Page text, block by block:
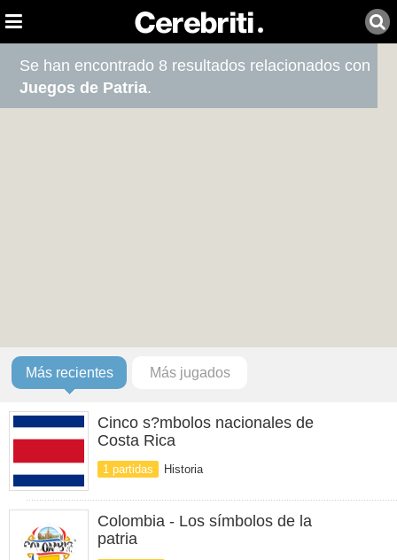
Se han encontrado 8 resultados relacionados con
Juegos de Patria.
Más recientes Más jugados
Cinco s?mbolos nacionales de
Costa Rica
1 partidas Historia
Colombia - Los símbolos de la
patria